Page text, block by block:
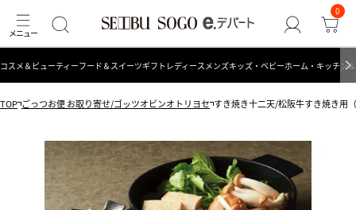
0
コスメ＆ビューティーフード＆スイーツギフト レディース メンズキッズ・ベビーホーム・キッチン
TOP ごっつお便 お取り寄せ/ゴッツオビンオトリヨセ すき焼き十二天/松阪牛すき焼き用